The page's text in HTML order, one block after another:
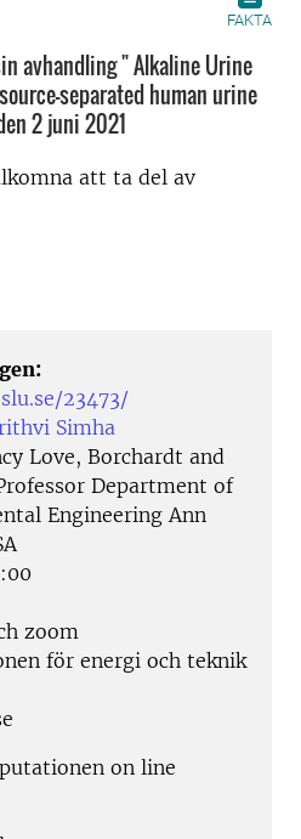
FAKTA
avhandling " Alkaline Urine
separated human urine
2 juni 2021
att ta del av
23473/
Simha
Love, Borchardt and
Department of
Engineering Ann
zoom
för energi och teknik
on line